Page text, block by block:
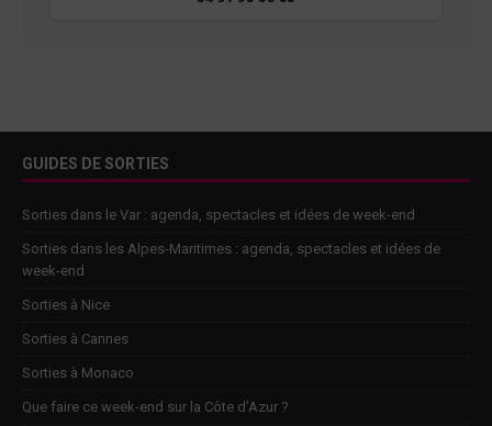
GUIDES DE SORTIES
Sorties dans le Var : agenda, spectacles et idées de week-end
Sorties dans les Alpes-Maritimes : agenda, spectacles et idées de
week-end
Sorties à Nice
Sorties à Cannes
Sorties à Monaco
Que faire ce week-end sur la Côte d’Azur ?